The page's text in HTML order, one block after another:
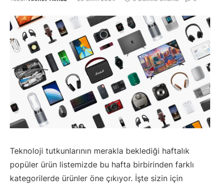
Teknoloji tutkunlarının merakla beklediği haftalık
popüler ürün listemizde bu hafta birbirinden farklı
kategorilerde ürünler öne çıkıyor. İşte sizin için